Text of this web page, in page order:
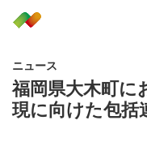
ニュース
福岡県大木町に
現に向けた包括